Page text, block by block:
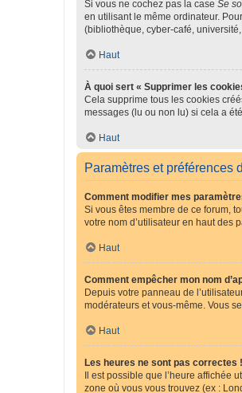
Si vous ne cochez pas la case Se
en utilisant le même ordinateur.
(bibliothèque, cyber-café,
Haut
À quoi sert « Supprimer les
Cela supprime tous les cookies
messages (lu ou non lu) si cela a
Haut
Paramètres et préférences
Comment modifier mes
Si vous êtes membre de ce forum,
votre nom d’utilisateur en haut des
Haut
Comment empêcher mon nom
Depuis votre panneau de
modérateurs et vous-même. Vous
Haut
Les heures ne sont pas correctes !
Il est possible que l’heure
zone où vous vous trouvez (ex :